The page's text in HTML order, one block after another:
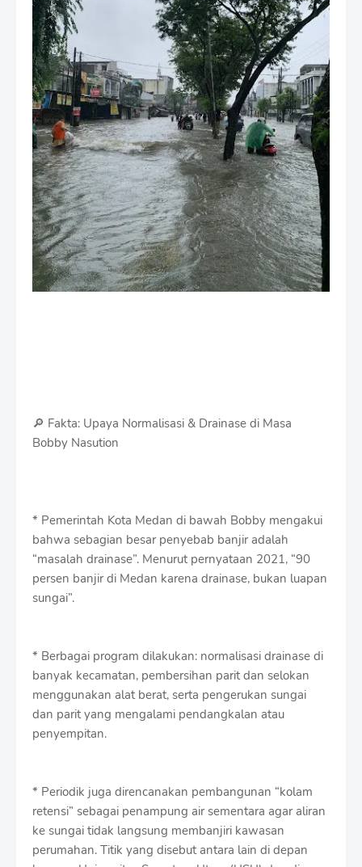
🔎 Fakta: Upaya Normalisasi & Drainase di Masa
Bobby Nasution
* Pemerintah Kota Medan di bawah Bobby mengakui
bahwa sebagian besar penyebab banjir adalah
“masalah drainase”. Menurut pernyataan 2021, “90
persen banjir di Medan karena drainase, bukan luapan
sungai”.
* Berbagai program dilakukan: normalisasi drainase di
banyak kecamatan, pembersihan parit dan selokan
menggunakan alat berat, serta pengerukan sungai
dan parit yang mengalami pendangkalan atau
penyempitan.
* Periodik juga direncanakan pembangunan “kolam
retensi” sebagai penampung air sementara agar aliran
ke sungai tidak langsung membanjiri kawasan
perumahan. Titik yang disebut antara lain di depan